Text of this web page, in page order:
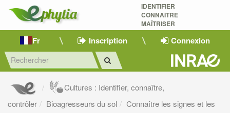
IDENTIFIER
CONNAÎTRE
MAÎTRISER
Fr Inscription Connexion
Cultures : Identifier, connaître,
contrôler
Bioagresseurs du sol
Connaître les signes et les